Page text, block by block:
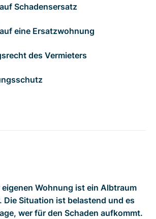
Schadensersatz
eine Ersatzwohnung
des Vermieters
eigenen Wohnung ist ein Albtraum
Die Situation ist belastend und es
wer für den Schaden aufkommt.